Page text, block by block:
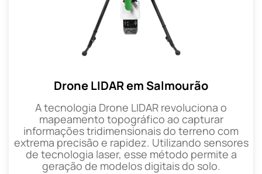
Drone LIDAR em Salmourão
A tecnologia Drone LIDAR revoluciona o
mapeamento topográfico ao capturar
informações tridimensionais do terreno com
extrema precisão e rapidez. Utilizando sensores
de tecnologia laser, esse método permite a
geração de modelos digitais do solo.